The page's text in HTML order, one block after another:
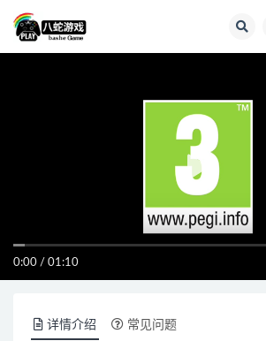
0:00 / 01:10
详情介绍 常见问题